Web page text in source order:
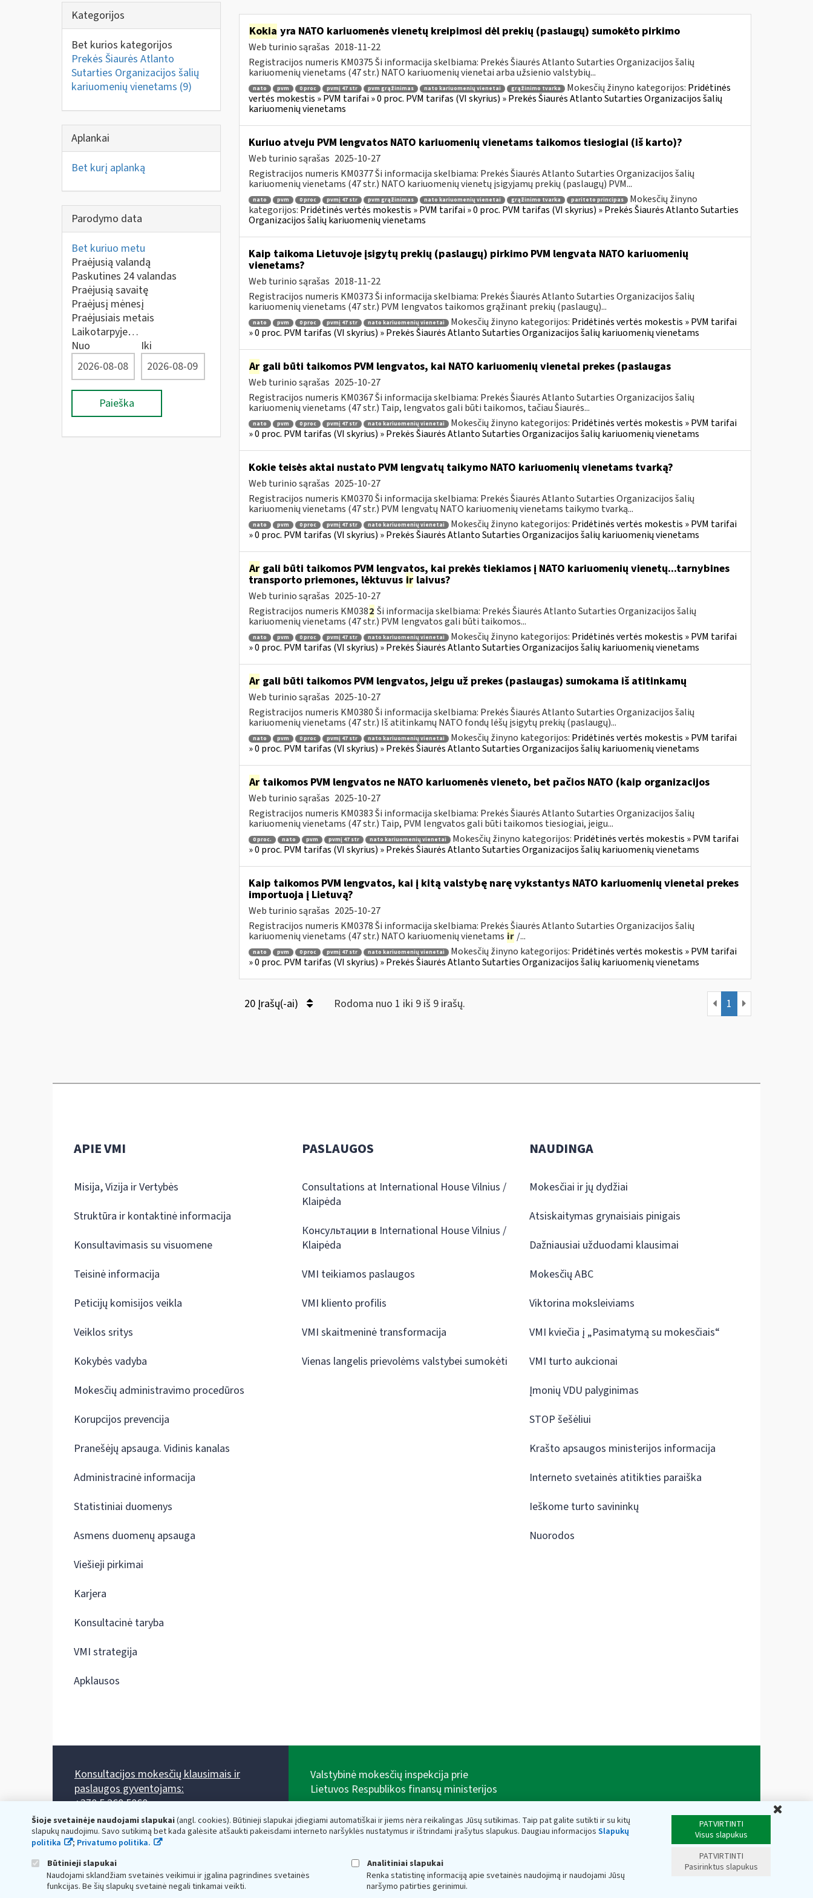
Kategorijos
Bet kurios kategorijos
Prekės Šiaurės Atlanto
Sutarties Organizacijos šalių
kariuomenių vienetams (9)
Aplankai
Bet kurį aplanką
Parodymo data
Bet kuriuo metu
Praėjusią valandą
Paskutines 24 valandas
Praėjusią savaitę
Praėjusį mėnesį
Praėjusiais metais
Laikotarpyje…
Nuo
Iki
Paieška
Kokia yra NATO kariuomenės vienetų kreipimosi dėl prekių (paslaugų) sumokėto pirkimo
Web turinio sąrašas 2018-11-22
Registracijos numeris KM0375 Ši informacija skelbiama: Prekės Šiaurės Atlanto Sutarties Organizacijos šalių
kariuomenių vienetams (47 str.) NATO kariuomenių vienetai arba užsienio valstybių...
nato pvm 0 proc pvmį 47 str pvm grąžinimas nato kariuomenių vienetai grąžinimo tvarka Mokesčių žinyno kategorijos: Pridėtinės
vertės mokestis » PVM tarifai » 0 proc. PVM tarifas (VI skyrius) » Prekės Šiaurės Atlanto Sutarties Organizacijos šalių
kariuomenių vienetams
Kuriuo atveju PVM lengvatos NATO kariuomenių vienetams taikomos tiesiogiai (iš karto)?
Web turinio sąrašas 2025-10-27
Registracijos numeris KM0377 Ši informacija skelbiama: Prekės Šiaurės Atlanto Sutarties Organizacijos šalių
kariuomenių vienetams (47 str.) NATO kariuomenių vienetų įsigyjamų prekių (paslaugų) PVM...
nato pvm 0 proc pvmį 47 str pvm grąžinimas nato kariuomenių vienetai grąžinimo tvarka pariteto principas
Mokesčių žinyno
kategorijos: Pridėtinės vertės mokestis » PVM tarifai » 0 proc. PVM tarifas (VI skyrius) » Prekės Šiaurės Atlanto Sutarties
Organizacijos šalių kariuomenių vienetams
Kaip taikoma Lietuvoje įsigytų prekių (paslaugų) pirkimo PVM lengvata NATO kariuomenių
vienetams?
Web turinio sąrašas 2018-11-22
Registracijos numeris KM0373 Ši informacija skelbiama: Prekės Šiaurės Atlanto Sutarties Organizacijos šalių
kariuomenių vienetams (47 str.) PVM lengvatos taikomos grąžinant prekių (paslaugų)...
nato pvm 0 proc pvmį 47 str nato kariuomenių vienetai Mokesčių žinyno kategorijos: Pridėtinės vertės mokestis » PVM tarifai
» 0 proc. PVM tarifas (VI skyrius) » Prekės Šiaurės Atlanto Sutarties Organizacijos šalių kariuomenių vienetams
Argali būti taikomos PVM lengvatos, kai NATO kariuomenių vienetai prekes (paslaugas
Web turinio sąrašas 2025-10-27
Registracijos numeris KM0367 Ši informacija skelbiama: Prekės Šiaurės Atlanto Sutarties Organizacijos šalių
kariuomenių vienetams (47 str.) Taip, lengvatos gali būti taikomos, tačiau Šiaurės...
nato pvm 0 proc pvmį 47 str nato kariuomenių vienetai Mokesčių žinyno kategorijos: Pridėtinės vertės mokestis » PVM tarifai
» 0 proc. PVM tarifas (VI skyrius) » Prekės Šiaurės Atlanto Sutarties Organizacijos šalių kariuomenių vienetams
Kokie teisės aktai nustato PVM lengvatų taikymo NATO kariuomenių vienetams tvarką?
Web turinio sąrašas 2025-10-27
Registracijos numeris KM0370 Ši informacija skelbiama: Prekės Šiaurės Atlanto Sutarties Organizacijos šalių
kariuomenių vienetams (47 str.) PVM lengvatų NATO kariuomenių vienetams taikymo tvarką...
nato pvm 0 proc pvmį 47 str nato kariuomenių vienetai Mokesčių žinyno kategorijos: Pridėtinės vertės mokestis » PVM tarifai
» 0 proc. PVM tarifas (VI skyrius) » Prekės Šiaurės Atlanto Sutarties Organizacijos šalių kariuomenių vienetams
Argali būti taikomos PVM lengvatos, kai prekės tiekiamos į NATO kariuomenių vienetų...tarnybines
transporto priemones, lėktuvus irlaivus?
Web turinio sąrašas 2025-10-27
Registracijos numeris KM0382 Ši informacija skelbiama: Prekės Šiaurės Atlanto Sutarties Organizacijos šalių
kariuomenių vienetams (47 str.) PVM lengvatos gali būti taikomos...
nato pvm 0 proc pvmį 47 str nato kariuomenių vienetai Mokesčių žinyno kategorijos: Pridėtinės vertės mokestis » PVM tarifai
» 0 proc. PVM tarifas (VI skyrius) » Prekės Šiaurės Atlanto Sutarties Organizacijos šalių kariuomenių vienetams
Argali būti taikomos PVM lengvatos, jeigu už prekes (paslaugas) sumokama iš atitinkamų
Web turinio sąrašas 2025-10-27
Registracijos numeris KM0380 Ši informacija skelbiama: Prekės Šiaurės Atlanto Sutarties Organizacijos šalių
kariuomenių vienetams (47 str.) Iš atitinkamų NATO fondų lėšų įsigytų prekių (paslaugų)...
nato pvm 0 proc pvmį 47 str nato kariuomenių vienetai Mokesčių žinyno kategorijos: Pridėtinės vertės mokestis » PVM tarifai
» 0 proc. PVM tarifas (VI skyrius) » Prekės Šiaurės Atlanto Sutarties Organizacijos šalių kariuomenių vienetams
Artaikomos PVM lengvatos ne NATO kariuomenės vieneto, bet pačios NATO (kaip organizacijos
Web turinio sąrašas 2025-10-27
Registracijos numeris KM0383 Ši informacija skelbiama: Prekės Šiaurės Atlanto Sutarties Organizacijos šalių
kariuomenių vienetams (47 str.) Taip, PVM lengvatos gali būti taikomos tiesiogiai, jeigu...
0 proc. nato pvm pvmį 47 str nato kariuomenių vienetai Mokesčių žinyno kategorijos: Pridėtinės vertės mokestis » PVM tarifai
» 0 proc. PVM tarifas (VI skyrius) » Prekės Šiaurės Atlanto Sutarties Organizacijos šalių kariuomenių vienetams
Kaip taikomos PVM lengvatos, kai į kitą valstybę narę vykstantys NATO kariuomenių vienetai prekes
importuoja į Lietuvą?
Web turinio sąrašas 2025-10-27
Registracijos numeris KM0378 Ši informacija skelbiama: Prekės Šiaurės Atlanto Sutarties Organizacijos šalių
kariuomenių vienetams (47 str.) NATO kariuomenių vienetams ir /...
nato pvm 0 proc pvmį 47 str nato kariuomenių vienetai Mokesčių žinyno kategorijos: Pridėtinės vertės mokestis » PVM tarifai
» 0 proc. PVM tarifas (VI skyrius) » Prekės Šiaurės Atlanto Sutarties Organizacijos šalių kariuomenių vienetams
20 Įrašų(-ai) Rodoma nuo 1 iki 9 iš 9 irašų. 1
Šioje svetainėje naudojami slapukai(angl. cookies). Būtinieji slapukai įdiegiami automatiškai ir jiems nėra reikalingas Jūsų sutikimas. Taip pat galite sutikti ir su kitų
slapukų naudojimu. Savo sutikimą bet kada galėsite atšaukti pakeisdami interneto naršyklės nustatymus ir ištrindami įrašytus slapukus. Daugiau informacijos Slapukų
politika
; Privatumo politika.
Būtinieji slapukai
Naudojami sklandžiam svetainės veikimui ir įgalina pagrindines svetainės
funkcijas. Be šių slapukų svetainė negali tinkamai veikti.
Analitiniai slapukai
Renka statistinę informaciją apie svetainės naudojimą ir naudojami Jūsų
naršymo patirties gerinimui.
PATVIRTINTI
Visus slapukus
PATVIRTINTI
Pasirinktus slapukus
APIE VMI
Misija, Vizija ir Vertybės
Struktūra ir kontaktinė informacija
Konsultavimasis su visuomene
Teisinė informacija
Peticijų komisijos veikla
Veiklos sritys
Kokybės vadyba
Mokesčių administravimo procedūros
Korupcijos prevencija
Pranešėjų apsauga. Vidinis kanalas
Administracinė informacija
Statistiniai duomenys
Asmens duomenų apsauga
Viešieji pirkimai
Karjera
Konsultacinė taryba
VMI strategija
Apklausos
PASLAUGOS
Consultations at International House Vilnius /
Klaipėda
Консультации в International House Vilnius /
Klaipėda
VMI teikiamos paslaugos
VMI kliento profilis
VMI skaitmeninė transformacija
Vienas langelis prievolėms valstybei sumokėti
NAUDINGA
Mokesčiai ir jų dydžiai
Atsiskaitymas grynaisiais pinigais
Dažniausiai užduodami klausimai
Mokesčių ABC
Viktorina moksleiviams
VMI kviečia į „Pasimatymą su mokesčiais“
VMI turto aukcionai
Įmonių VDU palyginimas
STOP šešėliui
Krašto apsaugos ministerijos informacija
Interneto svetainės atitikties paraiška
Ieškome turto savininkų
Nuorodos
Konsultacijos mokesčių klausimais ir
paslaugos gyventojams:
+370 5 260 5060
Darbo laikas: I-IV 8.00-17.00, V 8.00-15.45.
Prieššventinę dieną - viena valanda trumpiau.
Kiekvieno mėnesio antrą penktadienį 8.00 val. - 12.00 val.
Mano VMI
Valstybinė mokesčių inspekcija prie
Lietuvos Respublikos finansų ministerijos
adresas: Vasario 16-osios g. 14, 01107 Vilnius, Lietuva,
el.paštas:vmi@vmi.lt, E. pristatymo dėžutės adresas
Lietuvos Respublikos finansų ministerijos kaupiami ir
saugomi Juridinių asmenų registre